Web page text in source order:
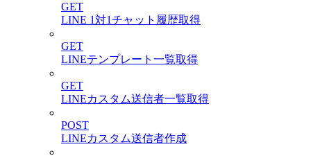
GET
LINE 1対1チャット履歴取得
GET
LINEテンプレート一覧取得
GET
LINEカスタム送信者一覧取得
POST
LINEカスタム送信者作成